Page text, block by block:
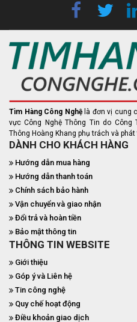
Tìm Hàng Công Nghệ là đơn vị cung
vực Công Nghệ Thông Tin do Công
Thông Hoàng Khang phụ trách và phát
DÀNH CHO KHÁCH HÀNG
Hướng dẫn mua hàng
Hướng dẫn thanh toán
Chính sách bảo hành
Vận chuyển và giao nhận
Đổi trả và hoàn tiền
Bảo mật thông tin
THÔNG TIN WEBSITE
Giới thiệu
Góp ý và Liên hệ
Tin công nghệ
Quy chế hoạt động
Điều khoản giao dịch